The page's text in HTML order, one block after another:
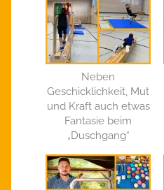
Neben
Geschicklichkeit, Mut
und Kraft auch etwas
Fantasie beim
„Duschgang“